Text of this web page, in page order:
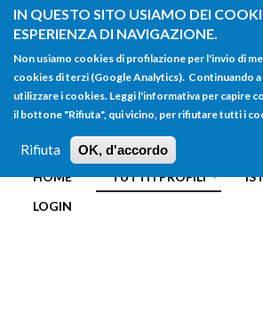
IN QUESTO SITO USIAMO DEI
ESPERIENZA DI NAVIGAZIONE.
Non usiamo cookies di profilazione per l'invio di
cookies di terzi (Google Analytics). Continuando
utilizzare i cookies. Leggi l'informativa per capire
il bottone "Rifiuta", qui vicino, per rifiutare tutti i
Rifiuta OK, d'accordo
Salta al contenuto principale
FORM
DI
RICERCA
Main menu
HOME TUTTI I PROFILI
LOGIN